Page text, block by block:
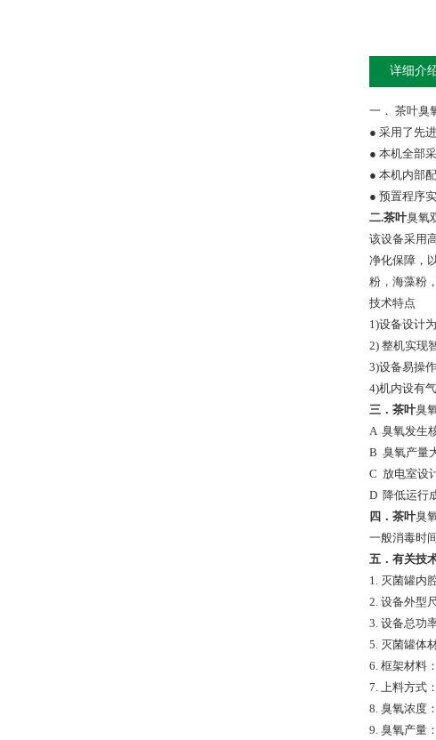
详细介
一． 茶叶臭
● 采用了先
● 本机全部
● 本机内部
● 预置程序
二.茶叶臭氧
该设备采用
净化保障，
粉，海藻粉
技术特点
1)设备设计
2) 整机实现
3)设备易操
4)机内设有
三．茶叶臭
A 臭氧发生
B 臭氧产量
C 放电室设
D 降低运行
四．茶叶臭
一般消毒时
五．有关技
1. 灭菌罐内
2. 设备外型
3. 设备总功
5. 灭菌罐体
6. 框架材料
7. 上料方式
8. 臭氧浓度
9. 臭氧产量